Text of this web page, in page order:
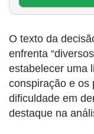
O texto da
enfrenta
estabelecer uma
conspiração e os
dificuldade em
destaque na